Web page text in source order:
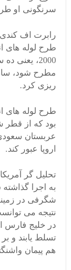
سرنگونی او
رابرت اف کندی
طرح لوله های
2000،
مطرح شود،
ریزی کرد.
طرح لوله های
بود که از
عربستان
اروپا عبور کند.
تحلیل گر
به اجرا گذاشته
شگرفی در
نتیجه می
در خلیج فارس
تسلط یابند و
هم پیمان